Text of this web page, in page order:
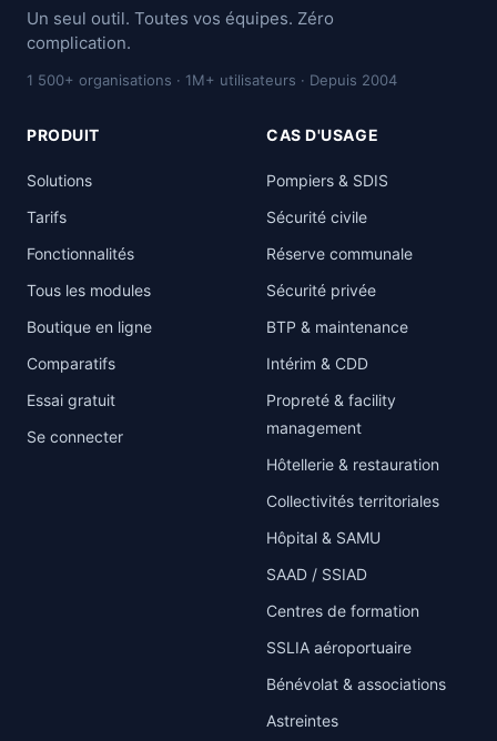
Un seul outil. Toutes vos équipes. Zéro
complication.
1 500+ organisations · 1M+ utilisateurs · Depuis 2004
PRODUIT
Solutions
Tarifs
Fonctionnalités
Tous les modules
Boutique en ligne
Comparatifs
Essai gratuit
Se connecter
CAS D'USAGE
Pompiers & SDIS
Sécurité civile
Réserve communale
Sécurité privée
BTP & maintenance
Intérim & CDD
Propreté & facility
management
Hôtellerie & restauration
Collectivités territoriales
Hôpital & SAMU
SAAD / SSIAD
Centres de formation
SSLIA aéroportuaire
Bénévolat & associations
Astreintes